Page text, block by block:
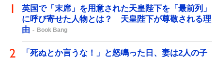
英国で「末席」を用意された天皇陛下を「最前列」
に呼び寄せた人物とは？ 天皇陛下が尊敬される理
由
Book Bang
「死ぬとか言うな！」と怒鳴った日、妻は2人の子